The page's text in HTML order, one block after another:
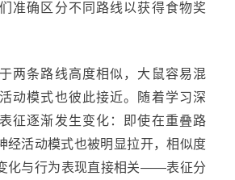
准确区分不同路线以获得食物奖
两条路线高度相似，大鼠容易混
动模式也彼此接近。随着学习深
征逐渐发生变化：即使在重叠路
经活动模式也被明显拉开，相似度
化与行为表现直接相关——表征分